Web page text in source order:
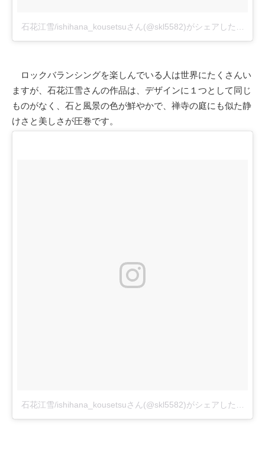
石花江雪/ishihana_kousetsuさん(@skl5582)がシェアした投稿
ロックバランシングを楽しんでいる人は世界にたくさんい
ますが、石花江雪さんの作品は、デザインに１つとして同じ
ものがなく、石と風景の色が鮮やかで、禅寺の庭にも似た静
けさと美しさが圧巻です。
石花江雪/ishihana_kousetsuさん(@skl5582)がシェアした投稿